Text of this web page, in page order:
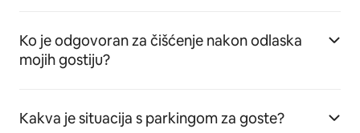
Ko je odgovoran za čišćenje nakon odlaska
mojih gostiju?
Kakva je situacija s parkingom za goste?